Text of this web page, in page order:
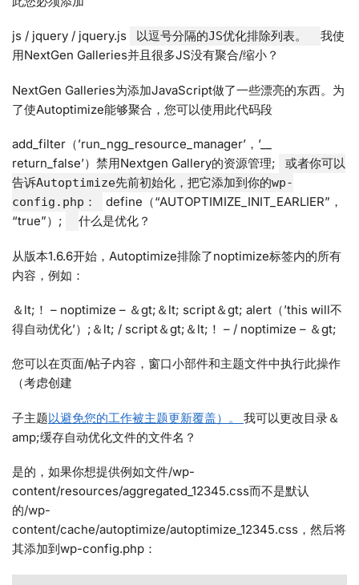
js / jquery / jquery.js 以逗号分隔的JS优化排除列表。
我使
用NextGen Galleries并且很多JS没有聚合/缩小？
NextGen Galleries为添加JavaScript做了一些漂亮的东西。为
了使Autoptimize能够聚合，您可以使用此代码段
add_filter（’run_ngg_resource_manager’，’__
return_false’）禁用Nextgen Gallery的资源管理;
或者你可以
告诉Autoptimize先前初始化，把它添加到你的wp-
config.php：
define（“AUTOPTIMIZE_INIT_EARLIER”，
“true”）;
什么是优化？
从版本1.6.6开始，Autoptimize排除了noptimize标签内的所有
内容，例如：
＆lt;！ – noptimize – ＆gt;＆lt; script＆gt; alert（’this will不
得自动优化’）;＆lt; / script＆gt;＆lt;！ – / noptimize – ＆gt;
您可以在页面/帖子内容，窗口小部件和主题文件中执行此操作
（考虑创建
子主题以避免您的工作被主题更新覆盖）。 我可以更改目录＆
amp;缓存自动优化文件的文件名？
是的，如果你想提供例如文件/wp-
content/resources/aggregated_12345.css而不是默认
的/wp-
content/cache/autoptimize/autoptimize_12345.css，然后将
其添加到wp-config.php：